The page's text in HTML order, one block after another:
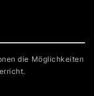
die Möglichkeiten